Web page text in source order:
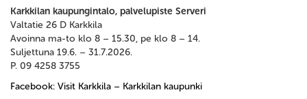
Karkkilan kaupungintalo, palvelupiste Serveri
Valtatie 26 D Karkkila
Avoinna ma-to klo 8 – 15.30, pe klo 8 – 14.
Suljettuna 19.6. – 31.7.2026.
P. 09 4258 3755
Facebook: Visit Karkkila – Karkkilan kaupunki